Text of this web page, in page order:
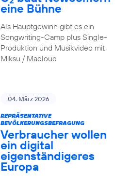
eine Bühne
Als Hauptgewinn gibt es ein
Songwriting-Camp plus Single-
Produktion und Musikvideo mit
Miksu / Macloud
04. März 2026
REPRÄSENTATIVE
BEVÖLKERUNGSBEFRAGUNG
Verbraucher wollen
ein digital
eigenständigeres
Europa